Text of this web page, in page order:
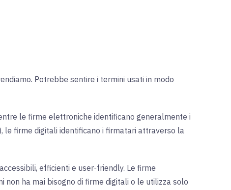
Potrebbe sentire i termini usati in modo
le firme elettroniche identificano generalmente i
firme digitali identificano i firmatari attraverso la
efficienti e user-friendly. Le firme
ha mai bisogno di firme digitali o le utilizza solo